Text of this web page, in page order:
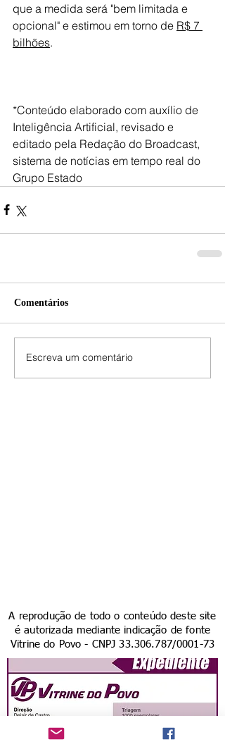
que a medida será "bem limitada e
opcional" e estimou em torno de R$ 7
bilhões.
*Conteúdo elaborado com auxílio de
Inteligência Artificial, revisado e
editado pela Redação do Broadcast,
sistema de notícias em tempo real do
Grupo Estado
Comentários
Escreva um comentário
A reprodução de todo o conteúdo deste site
é autorizada mediante indicação de fonte
Vitrine do Povo - CNPJ33.306.787/0001-73